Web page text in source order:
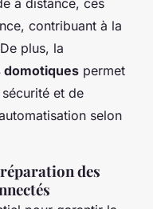
à distance, ces
contribuant à la
plus, la
domotiques permet
et de
selon
des